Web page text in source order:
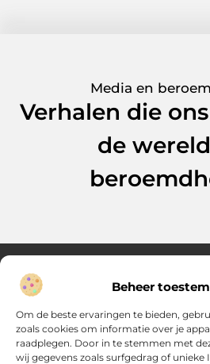
Beheer
Om de beste ervaringen te bieden,
zoals cookies om informatie over je
raadplegen. Door in te stemmen met
wij gegevens zoals surfgedrag of unieke
Media en
Verhalen die
de
Inzicht en inspiratie voor jouw
Ontdek gevarieerde content vol
inzichten en vernieuwende ideeën.